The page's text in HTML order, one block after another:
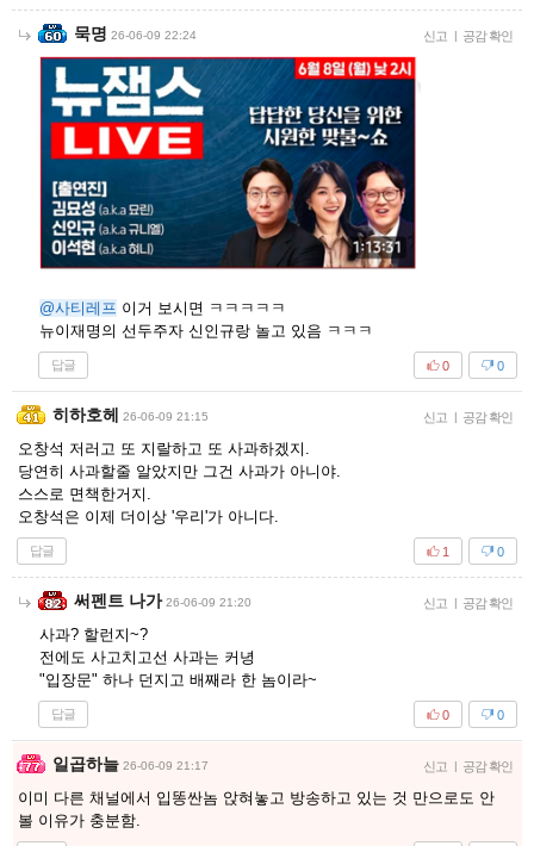
묵명 26-06-09 22:24 신고 | 공감 확인
@사티레프 이거 보시면 ㅋㅋㅋㅋㅋ
뉴이재명의 선두주자 신인규랑 놀고 있음 ㅋㅋㅋ
답글 0
0
히하호헤 26-06-09 21:15 신고 | 공감 확인
오창석 저러고 또 지랄하고 또 사과하겠지.
당연히 사과할줄 알았지만 그건 사과가 아니야.
스스로 면책한거지.
오창석은 이제 더이상 '우리'가 아니다.
답글 0
1
써펜트 나가 26-06-09 21:20 신고 | 공감 확인
사과? 할런지~?
전에도 사고치고선 사과는 커녕
"입장문" 하나 던지고 배째라 한 놈이라~
답글 0
0
일곱하늘 26-06-09 21:17 신고 | 공감 확인
이미 다른 채널에서 입똥싼놈 앉혀놓고 방송하고 있는 것 만으로도 안
볼 이유가 충분함.